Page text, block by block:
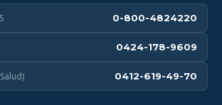
0-800-4824220
0424-178-9609
0412-619-49-70